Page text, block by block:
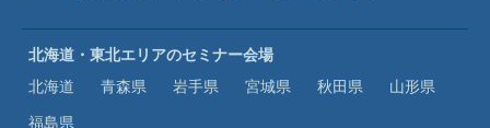
北海道・東北エリアのセミナー会場
北海道
青森県 岩手県 宮城県 秋田県
山形県
福島県